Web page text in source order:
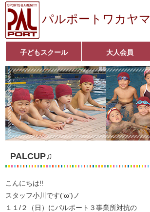
パルポートワカヤマ
子どもスクール
ベビーコース
幼児コース
小学生コース
育成コース
選手コース
■入会案内■
大人会員
いきいきコース
アクア遊悠クラブ
■入会案内■
PALCUP♫
こんにちは!!
スタッフ小川です(‘ω’)ノ
１１/２（日）にパルポート３事業所対抗の